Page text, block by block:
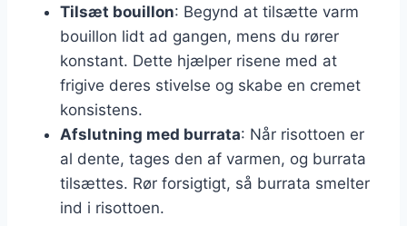
Tilsæt bouillon: Begynd at tilsætte varm
bouillon lidt ad gangen, mens du rører
konstant. Dette hjælper risene med at
frigive deres stivelse og skabe en cremet
konsistens.
Afslutning med burrata: Når risottoen er
al dente, tages den af varmen, og burrata
tilsættes. Rør forsigtigt, så burrata smelter
ind i risottoen.